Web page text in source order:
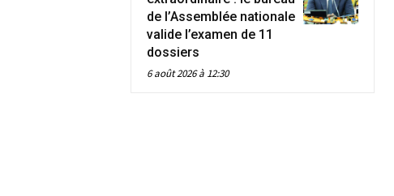
de l’Assemblée nationale
valide l’examen de 11
dossiers
6 août 2026 à 12:30